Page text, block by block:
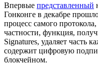
Впервые представленный
Гонконге в декабре
процесс самого
частности, функция,
Signatures, удаляет часть
содержит цифровую
блокчейном.